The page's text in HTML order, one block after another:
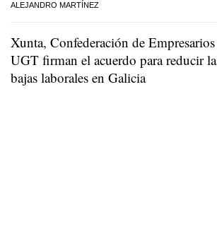
ALEJANDRO MARTÍNEZ
Xunta, Confederación de
UGT firman el acuerdo para reducir
bajas laborales en Galicia